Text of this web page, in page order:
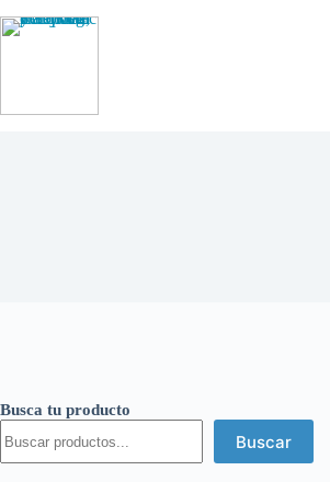
al
Busca tu producto
Buscar